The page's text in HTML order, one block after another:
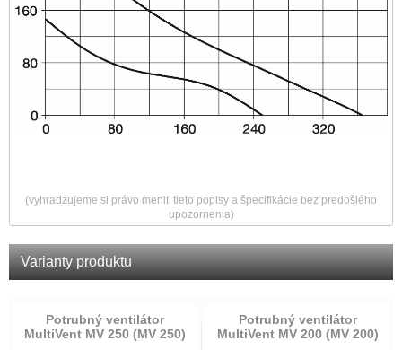
(vyhradzujeme si právo meniť tieto popisy a špecifikácie bez predošlého
upozornenia)
Varianty produktu
Potrubný ventilátor
MultiVent MV 250 (MV 250)
Potrubný ventilátor
MultiVent MV 200 (MV 200)